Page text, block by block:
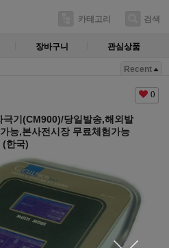
카테고리 검색
장바구니 관심상품
Recent
0
기(CM900)/당일발송,해외발
능,본사전시장 무료체험가능
(한국)